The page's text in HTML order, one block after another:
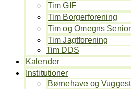
Tim GIF
Tim Borgerforening
Tim og Omegns
Tim Jagtforening
Tim DDS
Kalender
Institutioner
Børnehave og